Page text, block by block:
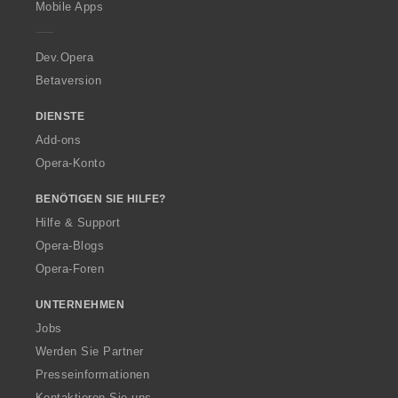
a
Mobile Apps
Dev.Opera
Betaversion
DIENSTE
Add-ons
Opera-Konto
BENÖTIGEN SIE HILFE?
Hilfe & Support
Opera-Blogs
Opera-Foren
UNTERNEHMEN
Jobs
Werden Sie Partner
Presseinformationen